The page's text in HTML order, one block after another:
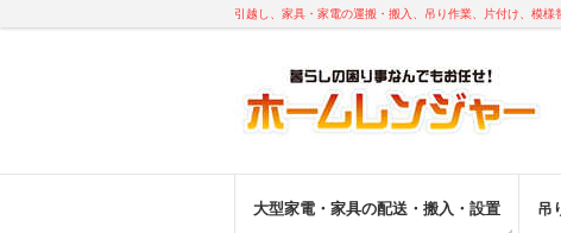
引越し、家具・家電の運搬・搬入、吊り作業、片付け、模様
大型家電・家具の配送・搬入・設置 吊